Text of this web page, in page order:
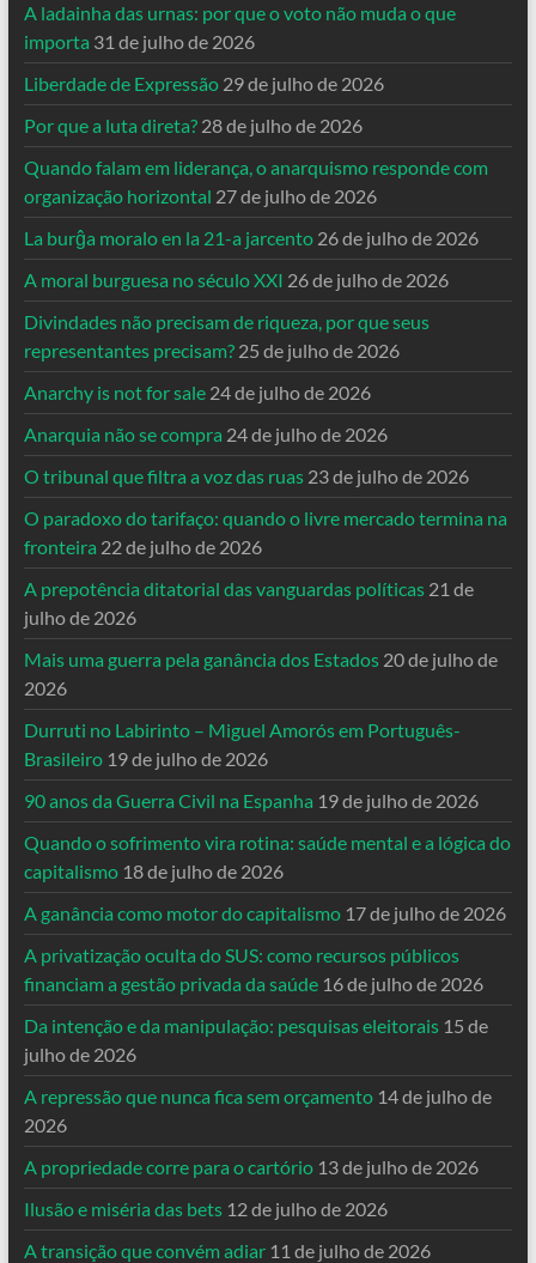
A ladainha das urnas: por que o voto não muda o que
importa 31 de julho de 2026
Liberdade de Expressão 29 de julho de 2026
Por que a luta direta? 28 de julho de 2026
Quando falam em liderança, o anarquismo responde com
organização horizontal 27 de julho de 2026
La burĝa moralo en la 21-a jarcento 26 de julho de 2026
A moral burguesa no século XXI 26 de julho de 2026
Divindades não precisam de riqueza, por que seus
representantes precisam? 25 de julho de 2026
Anarchy is not for sale 24 de julho de 2026
Anarquia não se compra 24 de julho de 2026
O tribunal que filtra a voz das ruas 23 de julho de 2026
O paradoxo do tarifaço: quando o livre mercado termina na
fronteira 22 de julho de 2026
A prepotência ditatorial das vanguardas políticas 21 de
julho de 2026
Mais uma guerra pela ganância dos Estados 20 de julho de
2026
Durruti no Labirinto – Miguel Amorós em Português-
Brasileiro 19 de julho de 2026
90 anos da Guerra Civil na Espanha 19 de julho de 2026
Quando o sofrimento vira rotina: saúde mental e a lógica do
capitalismo 18 de julho de 2026
A ganância como motor do capitalismo 17 de julho de 2026
A privatização oculta do SUS: como recursos públicos
financiam a gestão privada da saúde 16 de julho de 2026
Da intenção e da manipulação: pesquisas eleitorais 15 de
julho de 2026
A repressão que nunca fica sem orçamento 14 de julho de
2026
A propriedade corre para o cartório 13 de julho de 2026
Ilusão e miséria das bets 12 de julho de 2026
A transição que convém adiar 11 de julho de 2026